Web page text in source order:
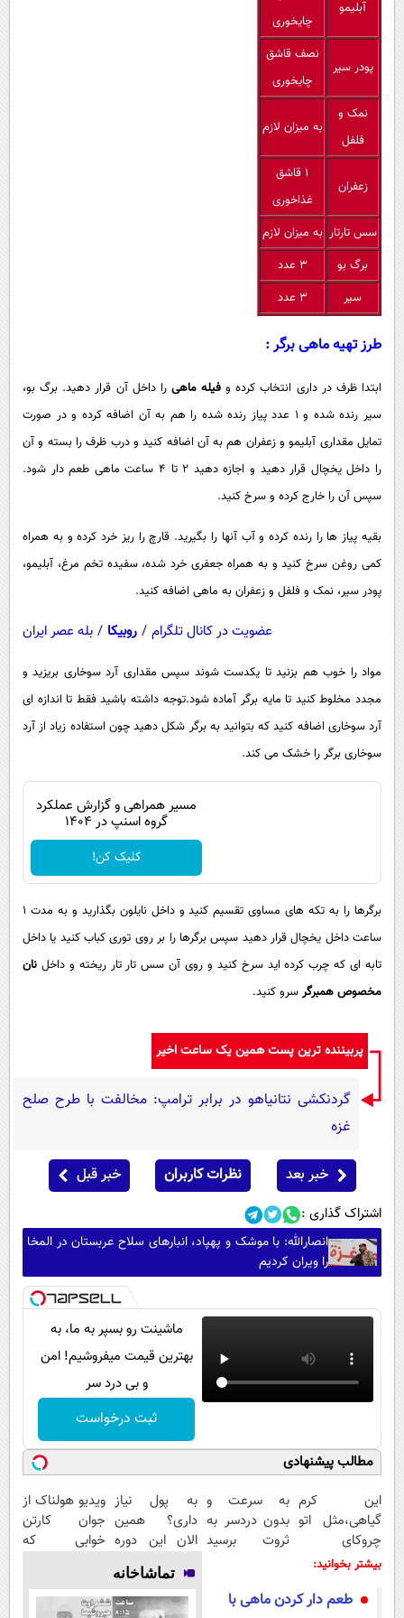
آبلیمو
چایخوری
پودر سیر
نصف قاشق
چایخوری
نمک و
فلفل
به میزان لازم
زعفران
1 قاشق
غذاخوری
سس تارتار به میزان لازم
برگ بو
3 عدد
سیر
3 عدد
طرز تهیه ماهی برگر :
ابتدا ظرف در داری انتخاب كرده و فیله ماهی را داخل آن قرار دهید. برگ بو،
سیر رنده شده و 1 عدد پیاز رنده شده را هم به آن اضافه كرده و در صورت
تمایل مقداری آبلیمو و زعفران هم به آن اضافه كنید و درب ظرف را بسته و آن
را داخل یخچال قرار دهید و اجازه دهید 2 تا 4 ساعت ماهی طعم دار شود.
سپس آن را خارج كرده و سرخ كنید.
بقیه پیاز ها را رنده كرده و آب آنها را بگیرید. قارچ را ریز خرد كرده و به همراه
كمی روغن سرخ كنید و به همراه جعفری خرد شده، سفیده تخم مرغ، آبلیمو،
پودر سیر، نمک و فلفل و زعفران به ماهی اضافه كنید.
عضویت در کانال تلگرام / روبیکا / بله عصر ایران
مواد را خوب هم بزنید تا یکدست شوند سپس مقداری آرد سوخاری بریزید و
مجدد مخلوط کنید تا مایه برگر آماده شود.توجه داشته باشید فقط تا اندازه ای
آرد سوخاری اضافه کنید که بتوانید به برگر شکل دهید چون استفاده زیاد از آرد
سوخاری برگر را خشک می کند.
مسیر همراهی و گزارش عملکرد
گروه اسنپ در ۱۴۰۴
کلیک کن!
برگرها را به تکه های مساوی تقسیم کنید و داخل نایلون بگذارید و به مدت 1
ساعت داخل یخچال قرار دهید سپس برگرها را بر روی توری کباب کنید یا داخل
تابه ای که چرب کرده اید سرخ کنید و روی آن سس تار تار ریخته و داخل نان
مخصوص همبرگرسرو كنید.
پربیننده ترین پست همین یک ساعت اخیر
گردنکشی نتانیاهو در برابر ترامپ: مخالفت با طرح صلح
غزه
خبر بعد نظرات کاربران خبر قبل
اشتراک گذاری :
انصارالله: با موشک و پهپاد، انبارهای سلاح عربستان در المخا
را ویران کردیم
ماشینت رو بسپر به ما، به
بهترین قیمت میفروشیم! امن
و بی درد سر
ثبت درخواست
مطالب پیشنهادی
این کرم
گیاهی،مثل اتو
چروکای
پوستتوصاف
به سرعت و
بدون دردسر به
ثروت برسید
پولسازی)
به پول نیاز
داری؟ همین
الان این دوره
رایگان رو شرکت
کن تا دیر
نشده!
ویدیو هولناک از
جوان کارتن
خوابی که
بیشتر بخوانید:
طعم دار کردن ماهی با
تماشاخانه